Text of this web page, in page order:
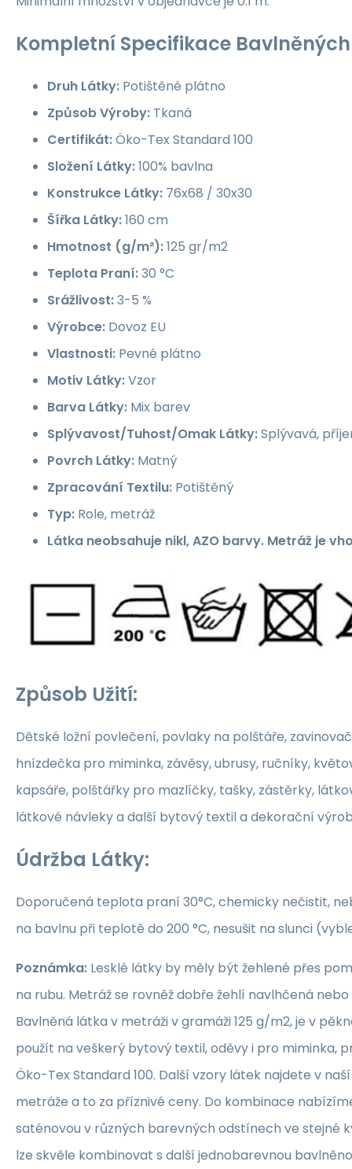
Kompletní Specifikace
Druh Látky: Potištěné plátno
Způsob Výroby: Tkaná
Certifikát:Öko-Tex Standard 100
Složení Látky:100% bavlna
Konstrukce Látky: 76x68 / 30x30
Šířka Látky:160 cm
Hmotnost (g/m²):125 gr/m2
Teplota Praní:30 °C
Srážlivost:3-5 %
Výrobce: Dovoz EU
Vlastnosti: Pevné plátno
Motiv Látky:Vzor
Barva Látky: Mix barev
Splývavost/Tuhost/Omak Látky:Splývavá,
Povrch Látky: Matný
Zpracování Textilu: Potištěný
Typ: Role, metráž
Látka neobsahuje nikl, AZO barvy. Metráž je
Způsob Užití:
Dětské ložní povlečení, povlaky na polštáře,
hnízdečka pro miminka, závěsy, ubrusy, ručníky,
kapsáře, polštářky pro mazlíčky, tašky, zástěrky,
látkové návleky a další bytový textil a dekorační
Údržba Látky:
Doporučená teplota praní 30°C, chemicky nečistit,
na bavlnu při teplotě do 200 °C, nesušit na slunci
Poznámka: Lesklé látky by měly být žehlené přes
na rubu. Metráž se rovněž dobře žehlí navlhčená
Bavlněná látka v metráži v gramáži 125 g/m2, je v
použít na veškerý bytový textil, oděvy i pro miminka,
Öko-Tex Standard 100. Další vzory látek najdete v
metráže a to za příznivé ceny. Do kombinace
saténovou v různých barevných odstínech ve stejné
lze skvěle kombinovat s další jednobarevnou